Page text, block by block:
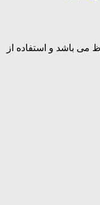
باشد و استفاده از